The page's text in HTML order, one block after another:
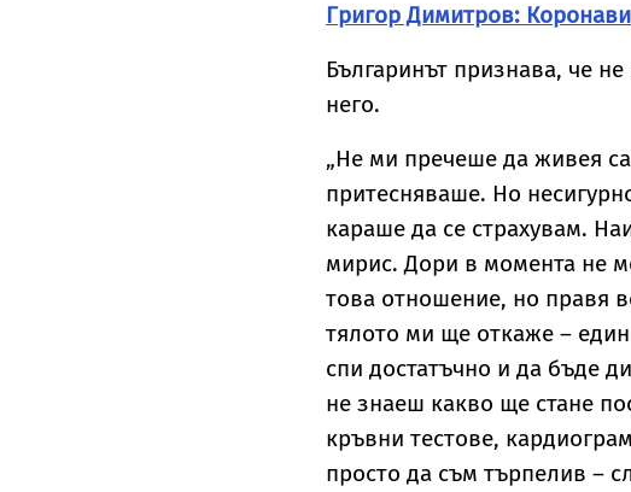
Григор Димитров:
Българинът признава, че
него.
„Не ми пречеше да живея
притесняваше. Но
караше да се страхувам.
мирис. Дори в момента не
това отношение, но правя
тялото ми ще откаже –
спи достатъчно и да бъде
не знаеш какво ще стане
кръвни тестове,
просто да съм търпелив –